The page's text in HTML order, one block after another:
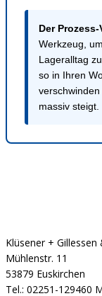
Der
Werkzeug,
Lageralltag
so in Ihren
massiv steigt.
Klüsener + Gillessen
Mühlenstr. 11
53879 Euskirchen
Tel.: 02251-129460